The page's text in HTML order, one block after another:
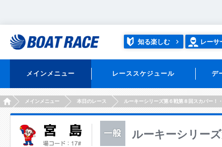
知る楽しむ レーサ
メインメニュー レーススケジュール デ
HOMEメインメニュー 本日のレース ルーキーシリーズ第６戦第８回スカパー！
ルーキーシリー